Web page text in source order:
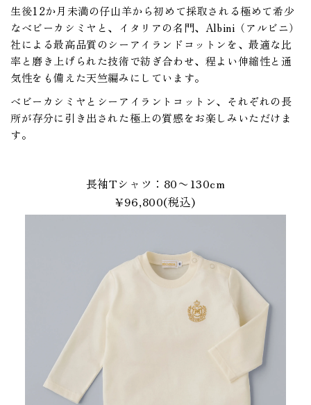
生後12か月未満の仔山羊から初めて採取される極めて希少
なベビーカシミヤと、
イタリアの名門、Albini（アルビニ）
社による最高品質のシーアイランドコットンを、最適な比
率と磨き上げられた技術で紡ぎ合わせ、程よい伸縮性と通
気性をも備えた天竺編みにしています。
ベビーカシミヤとシーアイラントコットン、それぞれの長
所が存分に引き出された極上の質感をお楽しみいただけま
す。
長袖Tシャツ：80〜130cm
¥96,800(税込)